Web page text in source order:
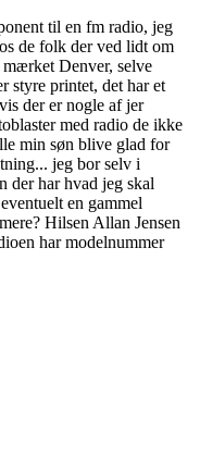
til en fm radio, jeg
de folk der ved lidt om
Denver, selve
styre printet, det har et
der er nogle af jer
med radio de ikke
min søn blive glad for
jeg bor selv i
der har hvad jeg skal
en gammel
Hilsen Allan Jensen
har modelnummer